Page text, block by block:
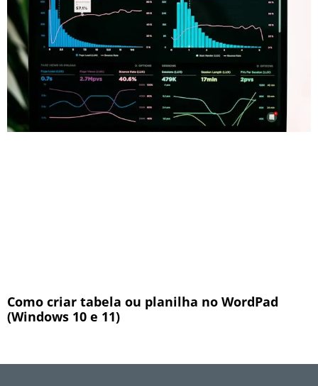
Como criar tabela ou planilha no WordPad
(Windows 10 e 11)